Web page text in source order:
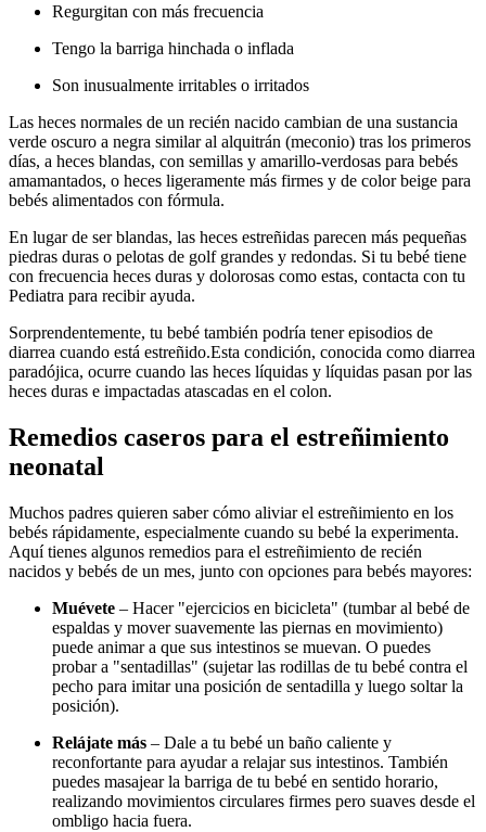
Regurgitan con más frecuencia
Tengo la barriga hinchada o inflada
Son inusualmente irritables o irritados
Las heces normales de un recién nacido cambian de una sustancia
verde oscuro a negra similar al alquitrán (meconio) tras los primeros
días, a heces blandas, con semillas y amarillo-verdosas para bebés
amamantados, o heces ligeramente más firmes y de color beige para
bebés alimentados con fórmula.
En lugar de ser blandas, las heces estreñidas parecen más pequeñas
piedras duras o pelotas de golf grandes y redondas. Si tu bebé tiene
con frecuencia heces duras y dolorosas como estas, contacta con tu
Pediatra para recibir ayuda.
Sorprendentemente, tu bebé también podría tener episodios de
diarrea cuando está estreñido.Esta condición, conocida como diarrea
paradójica, ocurre cuando las heces líquidas y líquidas pasan por las
heces duras e impactadas atascadas en el colon.
Remedios caseros para el estreñimiento
neonatal
Muchos padres quieren saber cómo aliviar el estreñimiento en los
bebés rápidamente, especialmente cuando su bebé la experimenta.
Aquí tienes algunos remedios para el estreñimiento de recién
nacidos y bebés de un mes, junto con opciones para bebés mayores:
Muévete – Hacer "ejercicios en bicicleta" (tumbar al bebé de
espaldas y mover suavemente las piernas en movimiento)
puede animar a que sus intestinos se muevan. O puedes
probar a "sentadillas" (sujetar las rodillas de tu bebé contra el
pecho para imitar una posición de sentadilla y luego soltar la
posición).
Relájate más – Dale a tu bebé un baño caliente y
reconfortante para ayudar a relajar sus intestinos. También
puedes masajear la barriga de tu bebé en sentido horario,
realizando movimientos circulares firmes pero suaves desde el
ombligo hacia fuera.